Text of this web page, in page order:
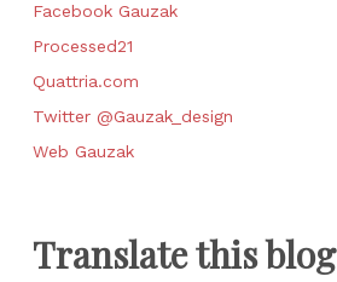
Facebook Gauzak
Processed21
Quattria.com
Twitter @Gauzak_design
Web Gauzak
Translate this blog